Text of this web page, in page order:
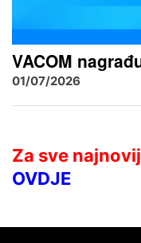
VACOM
01/07/2026
Za sve
OVDJE